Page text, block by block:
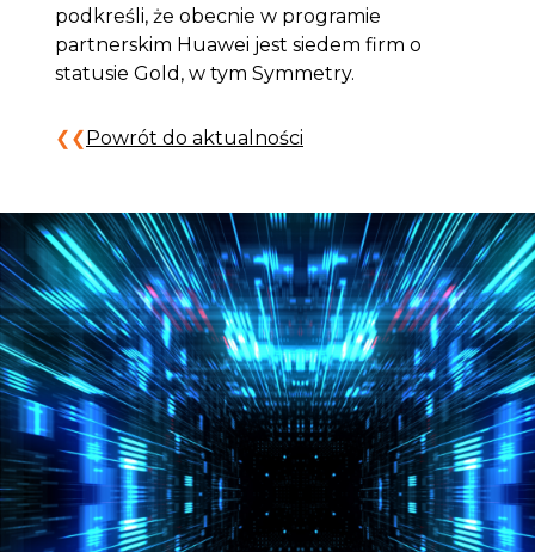
podkreśli, że obecnie w programie
partnerskim Huawei jest siedem firm o
statusie Gold, w tym Symmetry.
Powrót do aktualności